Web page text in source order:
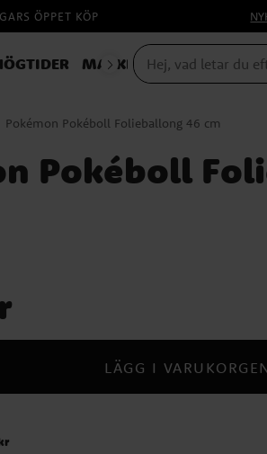
ÖPPET KÖP
MASKERAD
Pokémon Pokéboll Folieballong 46 cm
Pokéboll
LÄGG I